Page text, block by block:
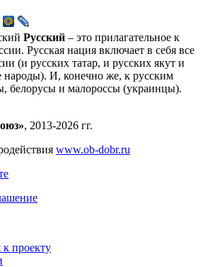
Русский – это прилагательное к
Русская нация включает в себя все
(и русских татар, и русских якут и
народы). И, конечно же, к русским
белорусы и малороссы (украинцы).
, 2013-2026 гг.
www.ob-dobr.ru
проекту